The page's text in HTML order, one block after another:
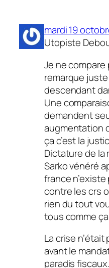
mardi 19
Utopiste
Je ne compare
remarque
descendant
Une
demandent
augmentation
ça c’est la
Dictature de la
Sarko vénéré
france
contre les crs
rien du tout
tous comme
La crise
avant le
paradis